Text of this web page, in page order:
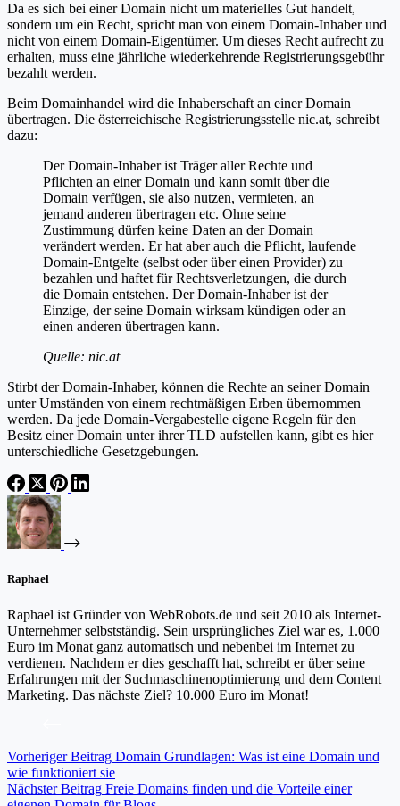
Da es sich bei einer Domain nicht um materielles Gut handelt,
sondern um ein Recht, spricht man von einem Domain-Inhaber und
nicht von einem Domain-Eigentümer. Um dieses Recht aufrecht zu
erhalten, muss eine jährliche wiederkehrende Registrierungsgebühr
bezahlt werden.
Beim Domainhandel wird die Inhaberschaft an einer Domain
übertragen. Die österreichische Registrierungsstelle nic.at, schreibt
dazu:
Der Domain-Inhaber ist Träger aller Rechte und
Pflichten an einer Domain und kann somit über die
Domain verfügen, sie also nutzen, vermieten, an
jemand anderen übertragen etc. Ohne seine
Zustimmung dürfen keine Daten an der Domain
verändert werden. Er hat aber auch die Pflicht, laufende
Domain-Entgelte (selbst oder über einen Provider) zu
bezahlen und haftet für Rechtsverletzungen, die durch
die Domain entstehen. Der Domain-Inhaber ist der
Einzige, der seine Domain wirksam kündigen oder an
einen anderen übertragen kann.
Quelle: nic.at
Stirbt der Domain-Inhaber, können die Rechte an seiner Domain
unter Umständen von einem rechtmäßigen Erben übernommen
werden. Da jede Domain-Vergabestelle eigene Regeln für den
Besitz einer Domain unter ihrer TLD aufstellen kann, gibt es hier
unterschiedliche Gesetzgebungen.
Raphael
Raphael ist Gründer von WebRobots.de und seit 2010 als Internet-
Unternehmer selbstständig. Sein ursprüngliches Ziel war es, 1.000
Euro im Monat ganz automatisch und nebenbei im Internet zu
verdienen. Nachdem er dies geschafft hat, schreibt er über seine
Erfahrungen mit der Suchmaschinenoptimierung und dem Content
Marketing. Das nächste Ziel? 10.000 Euro im Monat!
VorherigerBeitrag Domain Grundlagen: Was ist eine Domain und
wie funktioniert sie
NächsterBeitrag Freie Domains finden und die Vorteile einer